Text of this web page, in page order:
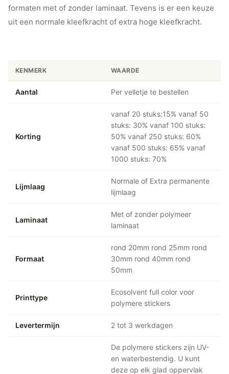
formaten met of zonder laminaat. Tevens is er een keuze
uit een normale kleefkracht of extra hoge kleefkracht.
KENMERK WAARDE
Aantal Per velletje te bestellen
Korting
vanaf 20 stuks:15% vanaf 50
stuks: 30% vanaf 100 stuks:
50% vanaf 250 stuks: 60%
vanaf 500 stuks: 65% vanaf
1000 stuks: 70%
Lijmlaag
Normale of Extra permanente
lijmlaag
Laminaat
Met of zonder polymeer
laminaat
Formaat
rond 20mm rond 25mm rond
30mm rond 40mm rond
50mm
Printtype
Ecosolvent full color voor
polymere stickers
Levertermijn 2 tot 3 werkdagen
De polymere stickers zijn UV-
en waterbestendig. U kunt
deze op elk glad oppervlak